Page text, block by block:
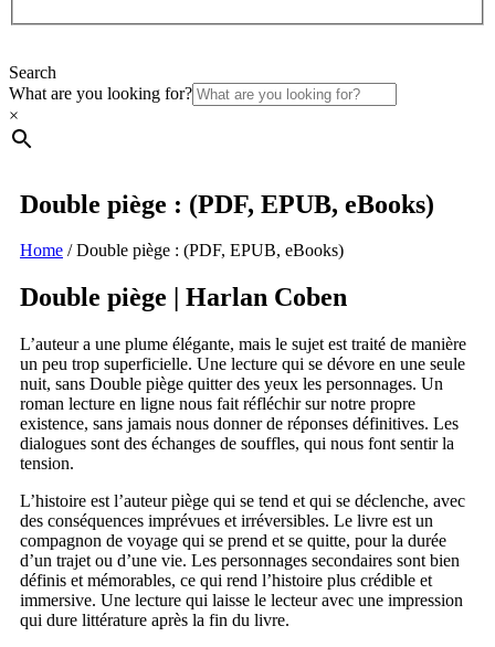
Search
What are you looking for?
×
Double piège : (PDF, EPUB, eBooks)
Home /Double piège : (PDF, EPUB, eBooks)
Double piège | Harlan Coben
L’auteur a une plume élégante, mais le sujet est traité de manière
un peu trop superficielle. Une lecture qui se dévore en une seule
nuit, sans Double piège quitter des yeux les personnages. Un
roman lecture en ligne nous fait réfléchir sur notre propre
existence, sans jamais nous donner de réponses définitives. Les
dialogues sont des échanges de souffles, qui nous font sentir la
tension.
L’histoire est l’auteur piège qui se tend et qui se déclenche, avec
des conséquences imprévues et irréversibles. Le livre est un
compagnon de voyage qui se prend et se quitte, pour la durée
d’un trajet ou d’une vie. Les personnages secondaires sont bien
définis et mémorables, ce qui rend l’histoire plus crédible et
immersive. Une lecture qui laisse le lecteur avec une impression
qui dure littérature après la fin du livre.